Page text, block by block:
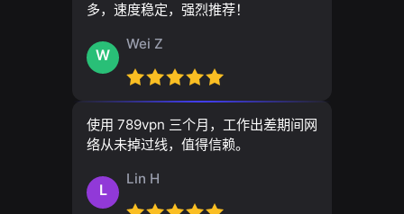
多，速度稳定，强烈推荐！
W
Wei Z
使用 789vpn 三个月，工作出差期间网
络从未掉过线，值得信赖。
L
Lin H